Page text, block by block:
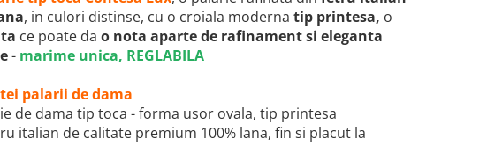
, in culori distinse, cu o croiala moderna tip printesa, o
ce poate da o nota aparte de rafinament si eleganta
- marime unica, REGLABILA
palarii de dama
de dama tip toca - forma usor ovala, tip printesa
italian de calitate premium 100% lana, fin si placut la